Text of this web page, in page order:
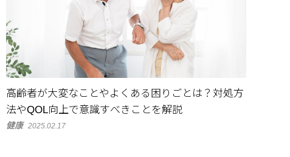
高齢者が大変なことやよくある困りごとは？対処方
法やQOL向上で意識すべきことを解説
健康 2025.02.17